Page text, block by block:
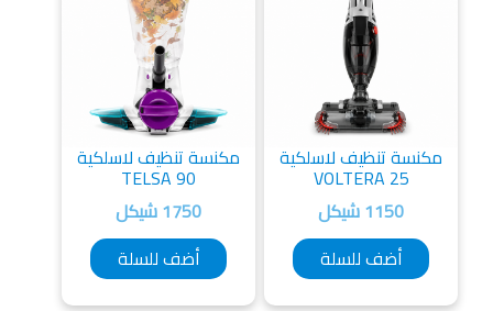
مكنسة تنظيف لاسلكية
VOLTERA 25
1150 شيكل
أضف للسلة
مكنسة تنظيف لاسلكية
TELSA 90
1750 شيكل
أضف للسلة